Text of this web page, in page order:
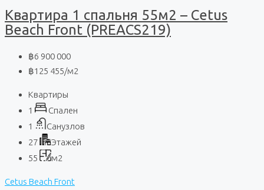
Квартира 1 спальня 55м2 – Cetus
Beach Front (PREACS219)
฿6 900 000
฿125 455/м2
Квартиры
1
Спален
1
Санузлов
27
Этажей
55
м2
Cetus Beach Front